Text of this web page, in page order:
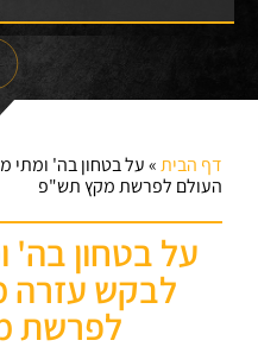
דף הבית»על בטחון בה' ומתי
העולם לפרשת מקץ תש"פ
על בטחון בה'
לבקש עזרה
לפרשת